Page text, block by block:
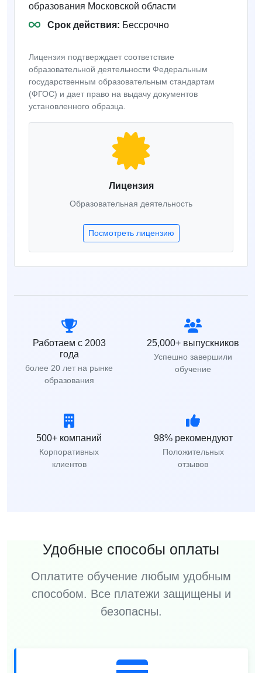
образования Московской области
Срок действия: Бессрочно
Лицензия подтверждает соответствие
образовательной деятельности Федеральным
государственным образовательным стандартам
(ФГОС) и дает право на выдачу документов
установленного образца.
Лицензия
Образовательная деятельность
Посмотреть лицензию
Работаем с 2003
года
более 20 лет на рынке
образования
25,000+ выпускников
Успешно завершили
обучение
500+ компаний
Корпоративных
клиентов
98% рекомендуют
Положительных
отзывов
Удобные способы оплаты
Оплатите обучение любым удобным
способом. Все платежи защищены и
безопасны.